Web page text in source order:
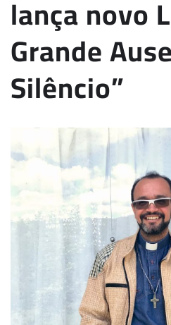
lança novo
Grande
Silêncio”